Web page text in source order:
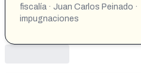
fiscalía · Juan Carlos Peinado ·
impugnaciones